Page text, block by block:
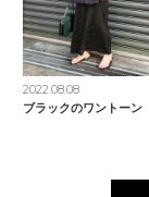
2022.08.08
ブラックのワントーン